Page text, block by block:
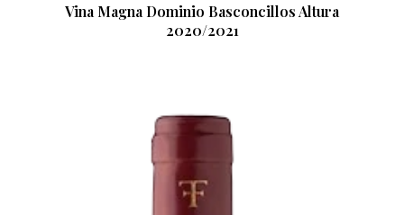
Vina Magna Dominio Basconcillos Altura
2020/2021